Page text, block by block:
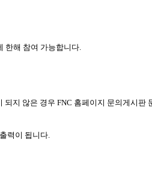
한해 참여 가능합니다.
되지 않은 경우 FNC 홈페이지 문의게시판
력이 됩니다.